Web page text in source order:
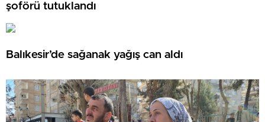
şoförü tutuklandı
Balıkesir’de sağanak yağış can aldı